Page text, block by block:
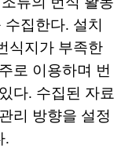
집한다. 설치
식지가 부족한
로 이용하며 번
다. 수집된 자료
리 방향을 설정
.